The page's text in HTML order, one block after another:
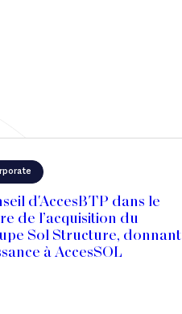
d'AccesBTP dans le
de l’acquisition du
Sol Structure, donnant
à AccesSOL